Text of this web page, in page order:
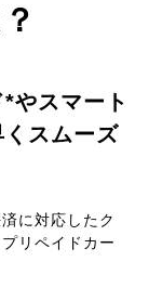
やスマート
くスムーズ
に対応したク
プリペイドカー